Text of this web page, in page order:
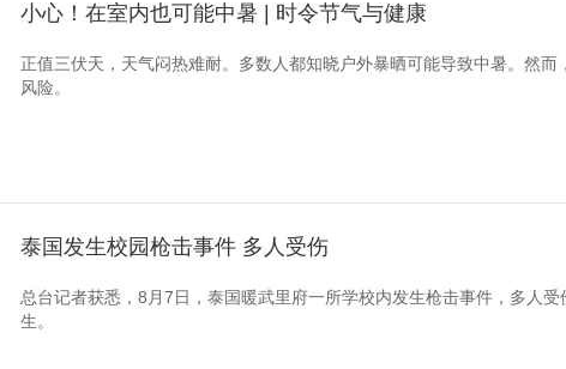
小心！在室内也可能中暑 | 时令节气与健康
正值三伏天，天气闷热难耐。多数人都知晓户外暴晒可能导致中暑。然
风险。
泰国发生校园枪击事件 多人受伤
总台记者获悉，8月7日，泰国暖武里府一所学校内发生枪击事件，多人
生。